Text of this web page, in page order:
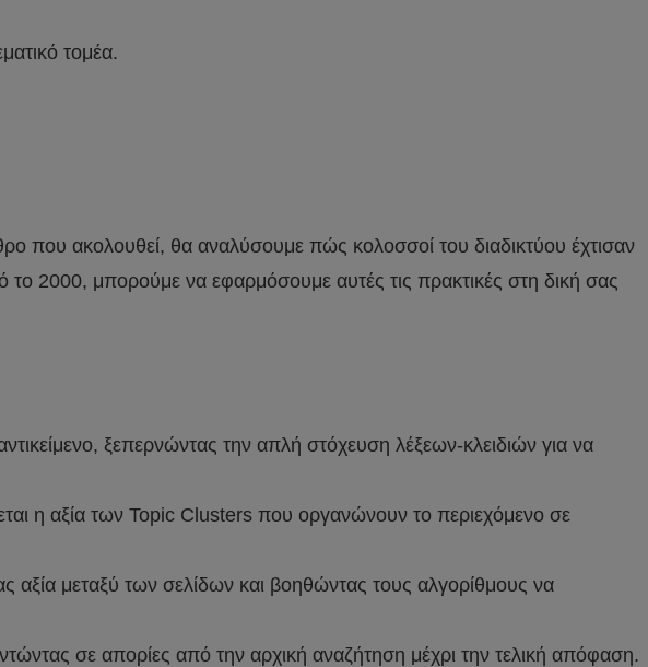
τομέα.
που ακολουθεί, θα αναλύσουμε πώς κολοσσοί του διαδικτύου έχτισαν
το 2000, μπορούμε να εφαρμόσουμε αυτές τις πρακτικές στη δική σας
ξεπερνώντας την απλή στόχευση λέξεων-κλειδιών για να
η αξία των Topic Clusters που οργανώνουν το περιεχόμενο σε
αξία μεταξύ των σελίδων και βοηθώντας τους αλγορίθμους να
σε απορίες από την αρχική αναζήτηση μέχρι την τελική απόφαση.